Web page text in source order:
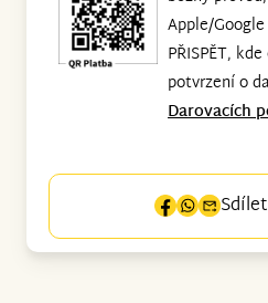
Apple/
PŘISPĚT,
potvrzení o
Darovacích